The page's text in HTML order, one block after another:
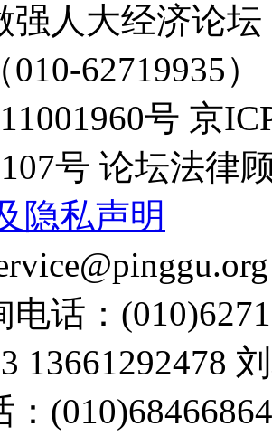
强人大经济论
62719935）
号 京
号 论坛法律
隐私声明
电话：
13661292478
：